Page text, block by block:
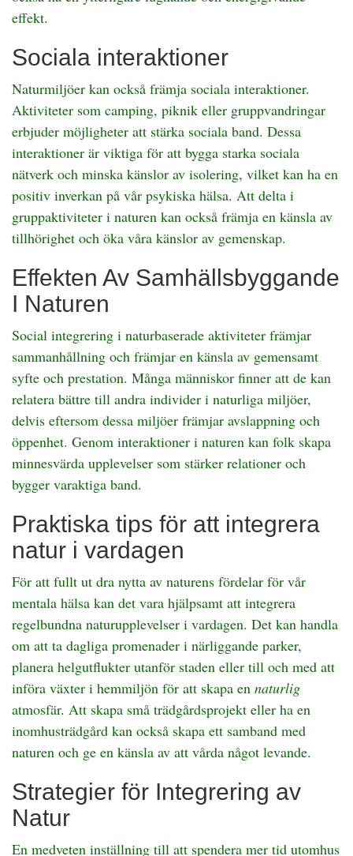
effekt.
Sociala interaktioner
Naturmiljöer kan också främja sociala interaktioner.
Aktiviteter som camping, piknik eller gruppvandringar
erbjuder möjligheter att stärka sociala band. Dessa
interaktioner är viktiga för att bygga starka sociala
nätverk och minska känslor av isolering, vilket kan ha en
positiv inverkan på vår psykiska hälsa. Att delta i
gruppaktiviteter i naturen kan också främja en känsla av
tillhörighet och öka våra känslor av gemenskap.
Effekten Av Samhällsbyggande
I Naturen
Social integrering i naturbaserade aktiviteter främjar
sammanhållning och främjar en känsla av gemensamt
syfte och prestation. Många människor finner att de kan
relatera bättre till andra individer i naturliga miljöer,
delvis eftersom dessa miljöer främjar avslappning och
öppenhet. Genom interaktioner i naturen kan folk skapa
minnesvärda upplevelser som stärker relationer och
bygger varaktiga band.
Praktiska tips för att integrera
natur i vardagen
För att fullt ut dra nytta av naturens fördelar för vår
mentala hälsa kan det vara hjälpsamt att integrera
regelbundna naturupplevelser i vardagen. Det kan handla
om att ta dagliga promenader i närliggande parker,
planera helgutflukter utanför staden eller till och med att
införa växter i hemmiljön för att skapa en naturlig
atmosfär. Att skapa små trädgårdsprojekt eller ha en
inomhusträdgård kan också skapa ett samband med
naturen och ge en känsla av att vårda något levande.
Strategier för Integrering av
Natur
En medveten inställning till att spendera mer tid utomhus